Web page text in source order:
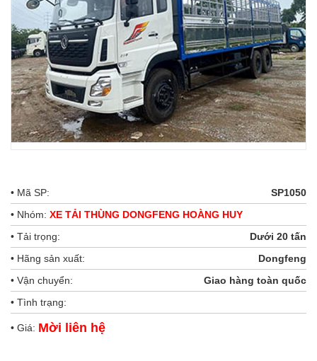
• Mã SP:
SP1050
• Nhóm: XE TẢI THÙNG DONGFENG HOÀNG HUY
• Tải trọng:
Dưới 20 tấn
• Hãng sản xuất:
Dongfeng
• Vận chuyển:
Giao hàng toàn quốc
• Tình trạng:
• Giá: Mời liên hệ